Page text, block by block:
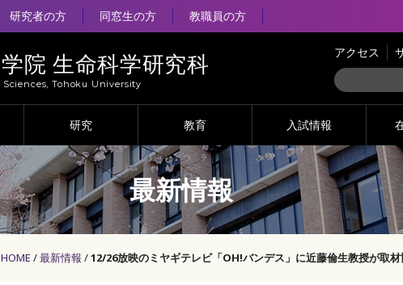
研究者の方 同窓生の方 教職員の方
院 生命科学研究科
Tohoku University
アクセス
研究 教育 入試情報
最新情報
HOME 最新情報 12/26放映のミヤギテレビ「OH!バンデス」に近藤倫生教授が取材